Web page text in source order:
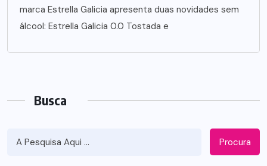
marca Estrella Galicia apresenta duas novidades sem
álcool: Estrella Galicia 0.0 Tostada e
Busca
Procura